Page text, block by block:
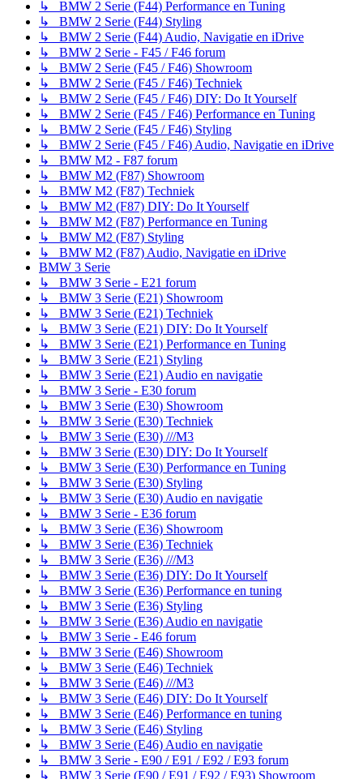
↳ BMW 2 Serie (F44) Performance en Tuning
↳ BMW 2 Serie (F44) Styling
↳ BMW 2 Serie (F44) Audio, Navigatie en iDrive
↳ BMW 2 Serie - F45 / F46 forum
↳ BMW 2 Serie (F45 / F46) Showroom
↳ BMW 2 Serie (F45 / F46) Techniek
↳ BMW 2 Serie (F45 / F46) DIY: Do It Yourself
↳ BMW 2 Serie (F45 / F46) Performance en Tuning
↳ BMW 2 Serie (F45 / F46) Styling
↳ BMW 2 Serie (F45 / F46) Audio, Navigatie en iDrive
↳ BMW M2 - F87 forum
↳ BMW M2 (F87) Showroom
↳ BMW M2 (F87) Techniek
↳ BMW M2 (F87) DIY: Do It Yourself
↳ BMW M2 (F87) Performance en Tuning
↳ BMW M2 (F87) Styling
↳ BMW M2 (F87) Audio, Navigatie en iDrive
BMW 3 Serie
↳ BMW 3 Serie - E21 forum
↳ BMW 3 Serie (E21) Showroom
↳ BMW 3 Serie (E21) Techniek
↳ BMW 3 Serie (E21) DIY: Do It Yourself
↳ BMW 3 Serie (E21) Performance en Tuning
↳ BMW 3 Serie (E21) Styling
↳ BMW 3 Serie (E21) Audio en navigatie
↳ BMW 3 Serie - E30 forum
↳ BMW 3 Serie (E30) Showroom
↳ BMW 3 Serie (E30) Techniek
↳ BMW 3 Serie (E30) ///M3
↳ BMW 3 Serie (E30) DIY: Do It Yourself
↳ BMW 3 Serie (E30) Performance en Tuning
↳ BMW 3 Serie (E30) Styling
↳ BMW 3 Serie (E30) Audio en navigatie
↳ BMW 3 Serie - E36 forum
↳ BMW 3 Serie (E36) Showroom
↳ BMW 3 Serie (E36) Techniek
↳ BMW 3 Serie (E36) ///M3
↳ BMW 3 Serie (E36) DIY: Do It Yourself
↳ BMW 3 Serie (E36) Performance en tuning
↳ BMW 3 Serie (E36) Styling
↳ BMW 3 Serie (E36) Audio en navigatie
↳ BMW 3 Serie - E46 forum
↳ BMW 3 Serie (E46) Showroom
↳ BMW 3 Serie (E46) Techniek
↳ BMW 3 Serie (E46) ///M3
↳ BMW 3 Serie (E46) DIY: Do It Yourself
↳ BMW 3 Serie (E46) Performance en tuning
↳ BMW 3 Serie (E46) Styling
↳ BMW 3 Serie (E46) Audio en navigatie
↳ BMW 3 Serie - E90 / E91 / E92 / E93 forum
↳ BMW 3 Serie (E90 / E91 / E92 / E93) Showroom